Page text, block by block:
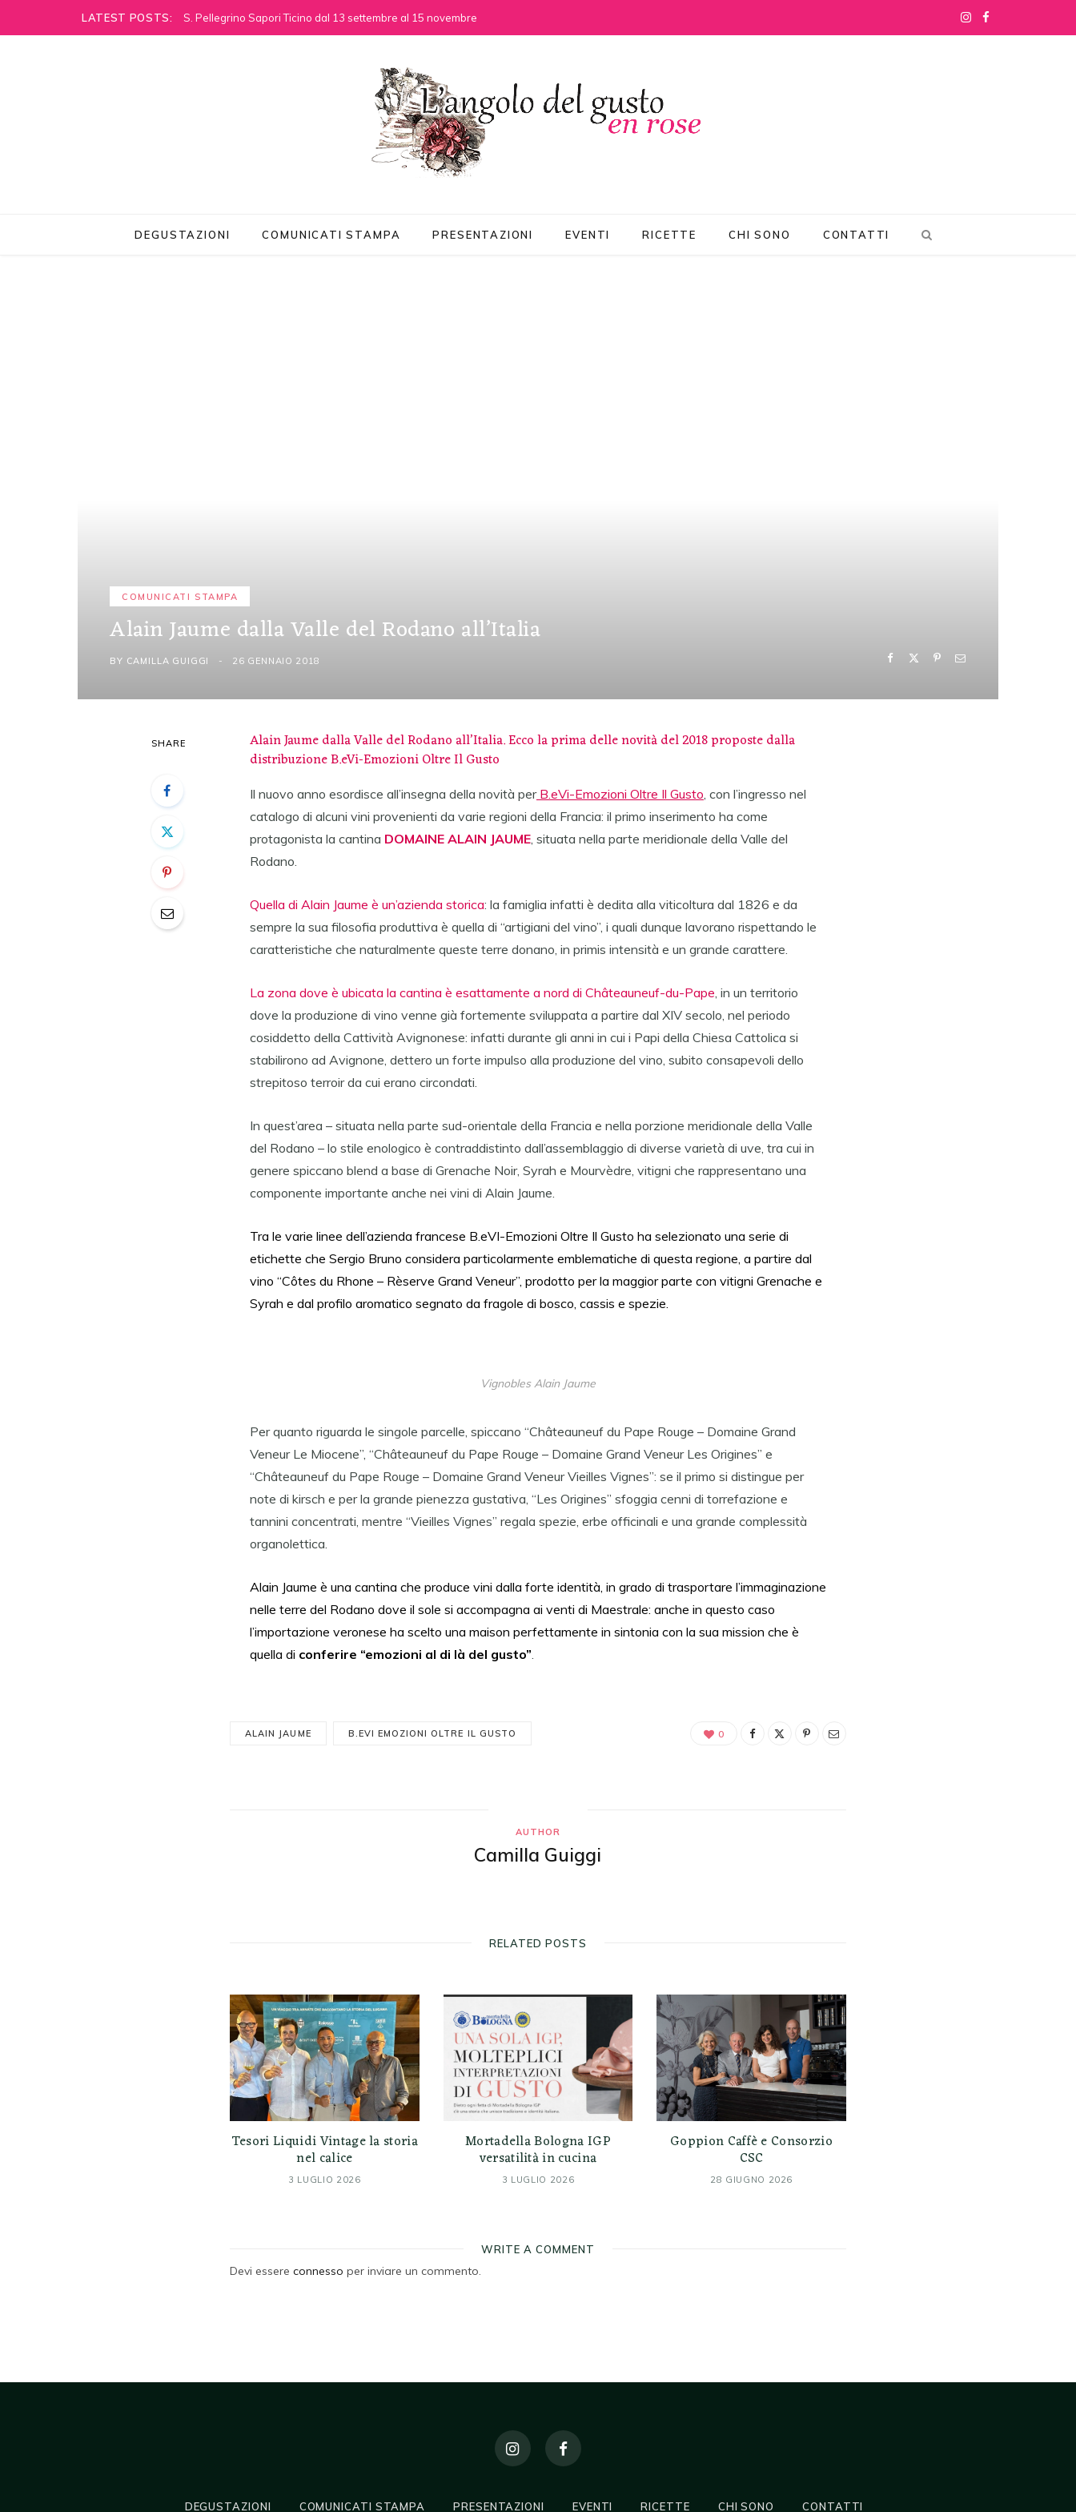
LATEST POSTS: S. Pellegrino Sapori Ticino dal 13 settembre al 15 novembre I
DEGUSTAZIONI COMUNICATI STAMPA PRESENTAZIONI EVENTI RICETTE CHI SONO CONTATTI
COMUNICATI STAMPA
Alain Jaume dalla Valle del Rodano all’Italia
BY CAMILLA GUIGGI 26 GENNAIO 2018
SHARE
Alain Jaume dalla Valle del Rodano all’Italia. Ecco la prima delle novità del 2018 proposte dalla
distribuzione B.eVi-Emozioni Oltre Il Gusto
Il nuovo anno esordisce all’insegna della novità perB.eVi-Emozioni Oltre Il Gusto, con l’ingresso nel
catalogo di alcuni vini provenienti da varie regioni della Francia: il primo inserimento ha come
protagonista la cantina DOMAINE ALAIN JAUME, situata nella parte meridionale della Valle del
Rodano.
Quella di Alain Jaume è un’azienda storica: la famiglia infatti è dedita alla viticoltura dal 1826 e da
sempre la sua filosofia produttiva è quella di “artigiani del vino”, i quali dunque lavorano rispettando le
caratteristiche che naturalmente queste terre donano, in primis intensità e un grande carattere.
La zona dove è ubicata la cantina è esattamente a nord di Châteauneuf-du-Pape, in un territorio
dove la produzione di vino venne già fortemente sviluppata a partire dal XIV secolo, nel periodo
cosiddetto della Cattività Avignonese: infatti durante gli anni in cui i Papi della Chiesa Cattolica si
stabilirono ad Avignone, dettero un forte impulso alla produzione del vino, subito consapevoli dello
strepitoso terroir da cui erano circondati.
In quest’area – situata nella parte sud-orientale della Francia e nella porzione meridionale della Valle
del Rodano – lo stile enologico è contraddistinto dall’assemblaggio di diverse varietà di uve, tra cui in
genere spiccano blend a base di Grenache Noir, Syrah e Mourvèdre, vitigni che rappresentano una
componente importante anche nei vini di Alain Jaume.
Tra le varie linee dell’azienda francese B.eVI-Emozioni Oltre Il Gusto ha selezionato una serie di
etichette che Sergio Bruno considera particolarmente emblematiche di questa regione, a partire dal
vino “Côtes du Rhone – Rèserve Grand Veneur”, prodotto per la maggior parte con vitigni Grenache e
Syrah e dal profilo aromatico segnato da fragole di bosco, cassis e spezie.
Vignobles Alain Jaume
Per quanto riguarda le singole parcelle, spiccano “Châteauneuf du Pape Rouge – Domaine Grand
Veneur Le Miocene”, “Châteauneuf du Pape Rouge – Domaine Grand Veneur Les Origines” e
“Châteauneuf du Pape Rouge – Domaine Grand Veneur Vieilles Vignes”: se il primo si distingue per
note di kirsch e per la grande pienezza gustativa, “Les Origines” sfoggia cenni di torrefazione e
tannini concentrati, mentre “Vieilles Vignes” regala spezie, erbe officinali e una grande complessità
organolettica.
Alain Jaume è una cantina che produce vini dalla forte identità, in grado di trasportare l’immaginazione
nelle terre del Rodano dove il sole si accompagna ai venti di Maestrale: anche in questo caso
l’importazione veronese ha scelto una maison perfettamente in sintonia con la sua mission che è
quella di conferire “emozioni al di là del gusto”.
ALAIN JAUME B.EVI EMOZIONI OLTRE IL GUSTO 0
AUTHOR
Camilla Guiggi
RELATED POSTS
Tesori Liquidi Vintage la storia
nel calice
3 LUGLIO 2026
Mortadella Bologna IGP
versatilità in cucina
3 LUGLIO 2026
Goppion Caffè e Consorzio
CSC
28 GIUGNO 2026
WRITE A COMMENT
Devi essereconnesso per inviare un commento.
DEGUSTAZIONI COMUNICATI STAMPA PRESENTAZIONI EVENTI RICETTE CHI SONO CONTATTI